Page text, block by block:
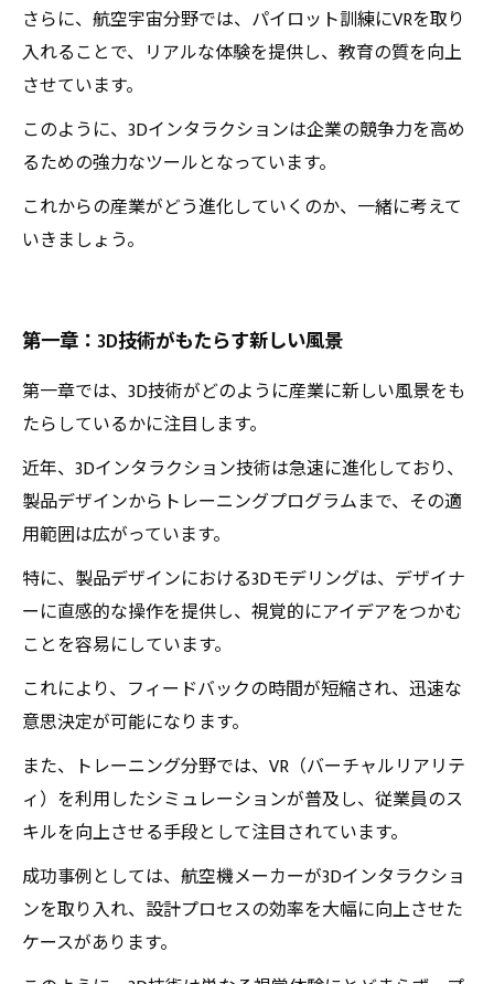
さらに、航空宇宙分野では、パイロット訓練にVRを取り
入れることで、リアルな体験を提供し、教育の質を向上
させています。
このように、3Dインタラクションは企業の競争力を高め
るための強力なツールとなっています。
これからの産業がどう進化していくのか、一緒に考えて
いきましょう。
第一章：3D技術がもたらす新しい風景
第一章では、3D技術がどのように産業に新しい風景をも
たらしているかに注目します。
近年、3Dインタラクション技術は急速に進化しており、
製品デザインからトレーニングプログラムまで、その適
用範囲は広がっています。
特に、製品デザインにおける3Dモデリングは、デザイナ
ーに直感的な操作を提供し、視覚的にアイデアをつかむ
ことを容易にしています。
これにより、フィードバックの時間が短縮され、迅速な
意思決定が可能になります。
また、トレーニング分野では、VR（バーチャルリアリテ
ィ）を利用したシミュレーションが普及し、従業員のス
キルを向上させる手段として注目されています。
成功事例としては、航空機メーカーが3Dインタラクショ
ンを取り入れ、設計プロセスの効率を大幅に向上させた
ケースがあります。